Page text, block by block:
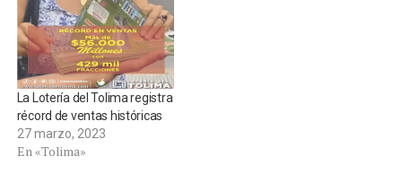
La Lotería del Tolima registra
récord de ventas históricas
27 marzo, 2023
En «Tolima»